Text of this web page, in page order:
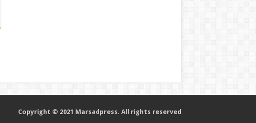
Copyright © 2021 Marsadpress. All rights reserved